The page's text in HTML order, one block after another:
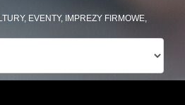
EVENTY, IMPREZY FIRMOWE,